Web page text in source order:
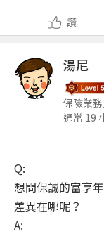
讚
湯尼
保險業務
通常 19
Q:
想問保誠的富享
差異在哪呢？
A: